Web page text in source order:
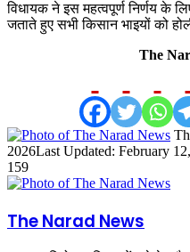
विधायक ने इस महत्वपूर्ण निर्णय के
जताते हुए सभी किसान भाइयों को
The
2026Last Updated: February
159
The Narad News